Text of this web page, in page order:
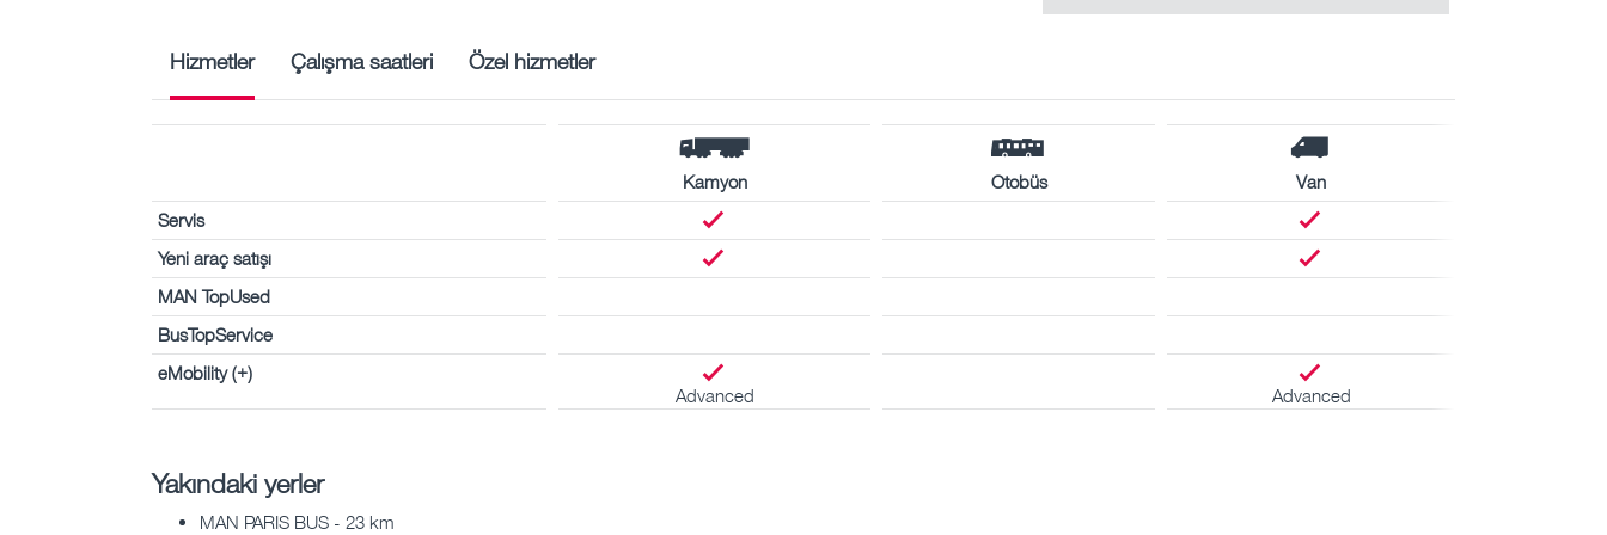
Hizmetler Çalışma saatleri Özel hizmetler
Kamyon Otobüs
Van
Servis
Yeni araç satışı
MAN TopUsed
BusTopService
eMobility (+)
Advanced
Advanced
Yakındaki yerler
MAN PARIS BUS - 23 km